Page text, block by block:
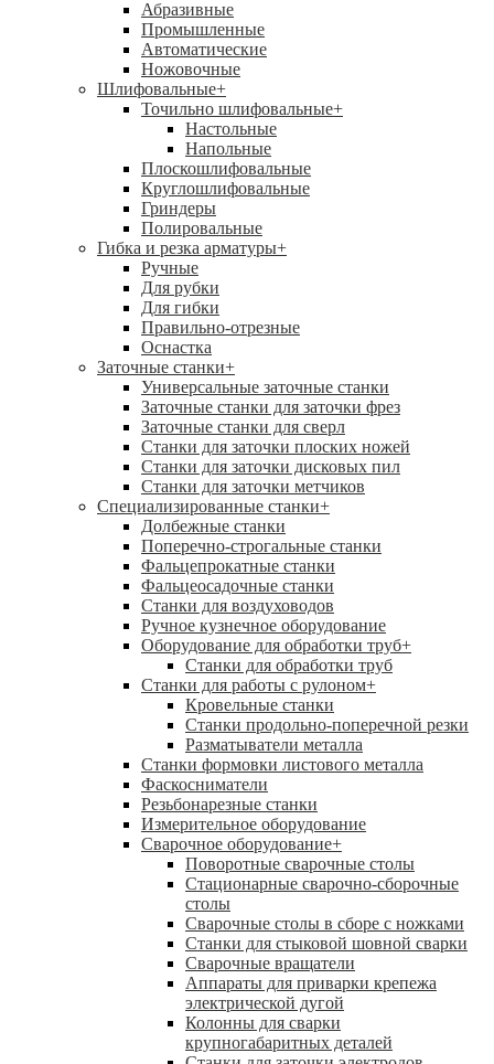
Абразивные
Промышленные
Автоматические
Ножовочные
Шлифовальные+
Точильно шлифовальные+
Настольные
Напольные
Плоскошлифовальные
Круглошлифовальные
Гриндеры
Полировальные
Гибка и резка арматуры+
Ручные
Для рубки
Для гибки
Правильно-отрезные
Оснастка
Заточные станки+
Универсальные заточные станки
Заточные станки для заточки фрез
Заточные станки для сверл
Станки для заточки плоских ножей
Станки для заточки дисковых пил
Станки для заточки метчиков
Специализированные станки+
Долбежные станки
Поперечно-строгальные станки
Фальцепрокатные станки
Фальцеосадочные станки
Станки для воздуховодов
Ручное кузнечное оборудование
Оборудование для обработки труб+
Станки для обработки труб
Станки для работы с рулоном+
Кровельные станки
Станки продольно-поперечной резки
Разматыватели металла
Станки формовки листового металла
Фаскосниматели
Резьбонарезные станки
Измерительное оборудование
Сварочное оборудование+
Поворотные сварочные столы
Стационарные сварочно-сборочные
столы
Сварочные столы в сборе с ножками
Станки для стыковой шовной сварки
Сварочные вращатели
Аппараты для приварки крепежа
электрической дугой
Колонны для сварки
крупногабаритных деталей